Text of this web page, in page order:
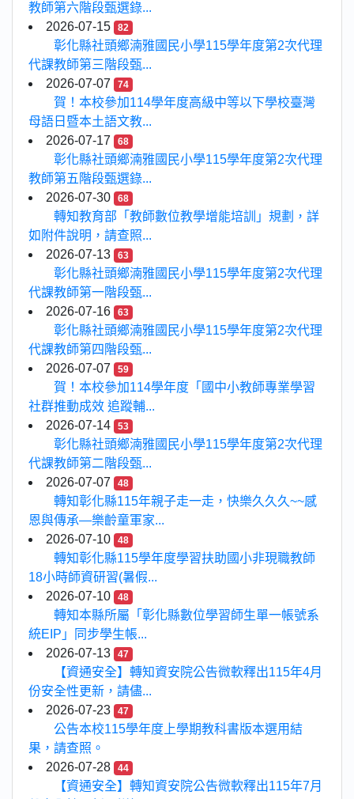
教師第六階段甄選錄...
2026-07-15
82
彰化縣社頭鄉湳雅國民小學115學年度第2次代理
代課教師第三階段甄...
2026-07-07
74
賀！本校參加114學年度高級中等以下學校臺灣
母語日暨本土語文教...
2026-07-17
68
彰化縣社頭鄉湳雅國民小學115學年度第2次代理
教師第五階段甄選錄...
2026-07-30
68
轉知教育部「教師數位教學增能培訓」規劃，詳
如附件說明，請查照...
2026-07-13
63
彰化縣社頭鄉湳雅國民小學115學年度第2次代理
代課教師第一階段甄...
2026-07-16
63
彰化縣社頭鄉湳雅國民小學115學年度第2次代理
代課教師第四階段甄...
2026-07-07
59
賀！本校參加114學年度「國中小教師專業學習
社群推動成效 追蹤輔...
2026-07-14
53
彰化縣社頭鄉湳雅國民小學115學年度第2次代理
代課教師第二階段甄...
2026-07-07
48
轉知彰化縣115年親子走一走，快樂久久久~~感
恩與傳承—樂齡童軍家...
2026-07-10
48
轉知彰化縣115學年度學習扶助國小非現職教師
18小時師資研習(暑假...
2026-07-10
48
轉知本縣所屬「彰化縣數位學習師生單一帳號系
統EIP」同步學生帳...
2026-07-13
47
【資通安全】轉知資安院公告微軟釋出115年4月
份安全性更新，請儘...
2026-07-23
47
公告本校115學年度上學期教科書版本選用結
果，請查照。
2026-07-28
44
【資通安全】轉知資安院公告微軟釋出115年7月